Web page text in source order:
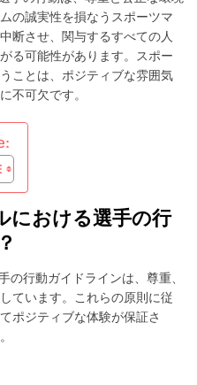
ル
ボ
ー
ル:
プ
レ
ス
ツ
マ
ン
シ
の誠実性を損なうスポーツマ
断させ、関与するすべての人
る可能性があります。スポー
ことは、ポジティブな雰囲気
不可欠です。
における選手の行
の行動ガイドラインは、尊重、
ています。これらの原則に従
ポジティブな体験が保証さ